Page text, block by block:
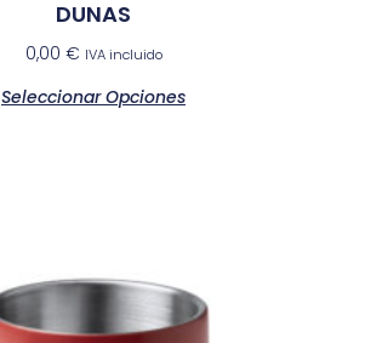
DUNAS
0,00 € IVA incluido
Seleccionar Opciones